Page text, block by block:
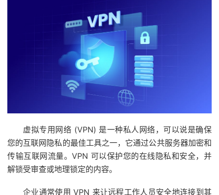
虚拟专用网络 (VPN) 是一种私人网络，可以说是确保
您的互联网隐私的最佳工具之一，它通过公共服务器加密和
传输互联网流量。VPN 可以保护您的在线隐私和安全，并
解锁受审查或地理锁定的内容。
企业通常使用 VPN 来让远程工作人员安全地连接到其